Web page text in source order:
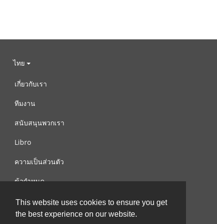
This website uses cookies to ensure you get
the best experience on our website.
ไทย
เกี่ยวกับเรา
ทีมงาน
สนับสนุนพวกเรา
Libro
ความเป็นส่วนตัว
ข้อกำหนด
ติดต่อเรา